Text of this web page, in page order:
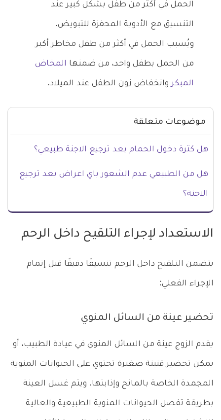
الحمل في أكثر من طفل بشكل كبير عند
التنسيق مع الأدوية المحفزة للتبويض.
ويُسبب الحمل في أكثر من طفل مخاطر أكبر
من الحمل بطفل واحد، من ضمنها المخاض
المبكروانخفاض زون الطفل عند الميلاد.
موضوعات متعلقة
هل كثرة دخول الحمام بعد ترجيع الاجنة طبيعي؟
هل من الطبيعي عدم الشعور باي اعراض بعد ترجيع
الاجنة؟
الاستعداد لإجراء التلقيح داخل الرحم
يتضمن التـلقيح داخل الرحم تنسيقًا دقيقًا قبل إتمام
الإجراء الفعلي:
تحضير عينة من السائل المنوي
يقدم الزوج عينة من السائل المنوي في عيادة الطبيب، أو
يمكن تحضير قنينة صغيرة تحتوي على الحيوانات المنوية
المجمدة الخاصة بالمانح وإذابتها. ويتم غسل العينة
بطريقة تفصل الحيوانات المنوية الطبيعية والعالية